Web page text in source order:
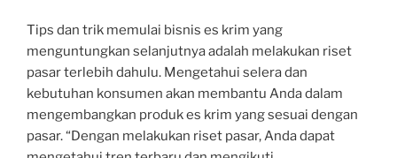
Tips dan trik memulai bisnis es krim yang
menguntungkan selanjutnya adalah melakukan riset
pasar terlebih dahulu. Mengetahui selera dan
kebutuhan konsumen akan membantu Anda dalam
mengembangkan produk es krim yang sesuai dengan
pasar. “Dengan melakukan riset pasar, Anda dapat